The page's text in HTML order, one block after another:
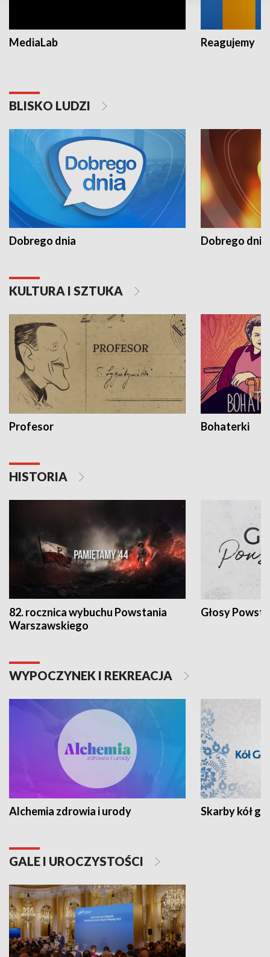
MediaLab Reagujemy
BLISKO LUDZI
Dobrego dnia Dobrego dnia
KULTURA I SZTUKA
Profesor Bohaterki
HISTORIA
82. rocznica wybuchu Powstania
Warszawskiego
Głosy
WYPOCZYNEK I REKREACJA
Alchemia zdrowia i urody Skarby kół
GALE I UROCZYSTOŚCI